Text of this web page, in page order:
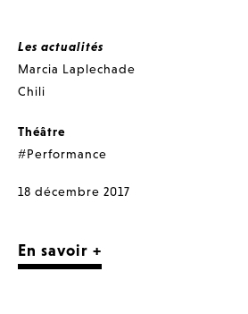
Les actualités
Marcia Laplechade
Chili
Théâtre
#Performance
18 décembre 2017
En savoir +